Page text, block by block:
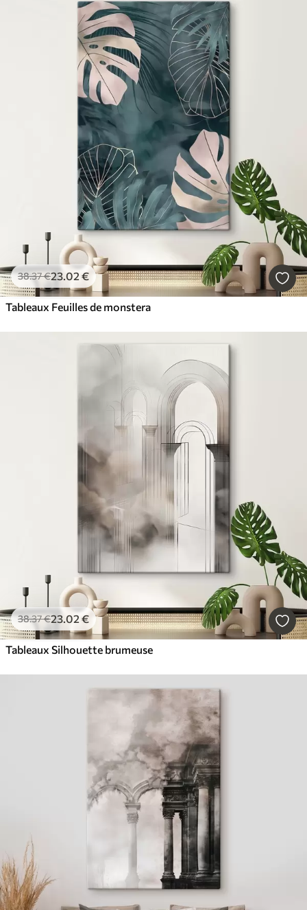
38.37€23.02 €
Tableaux Feuilles de monstera
38.37€23.02 €
Tableaux Silhouette brumeuse